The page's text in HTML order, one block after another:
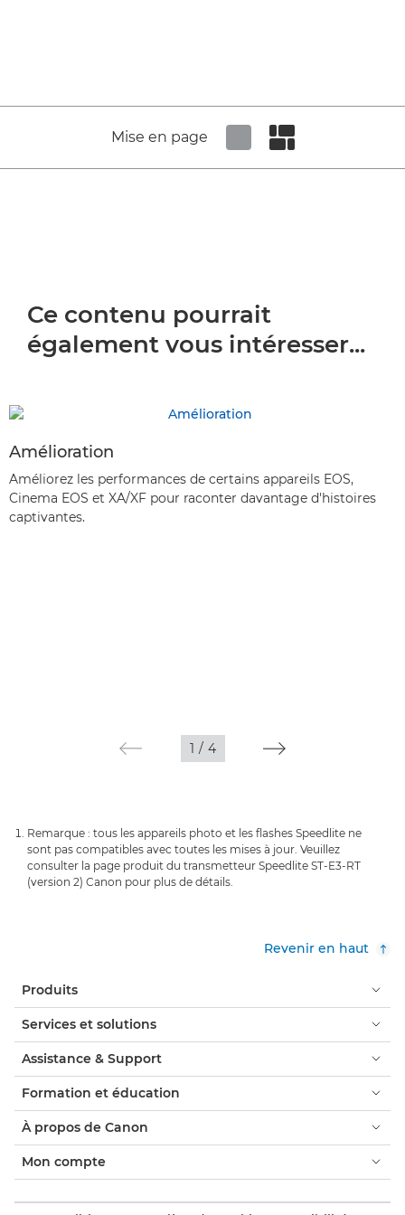
Mise en page
Ce contenu pourrait
également vous intéresser...
Amélioration
Améliorez les performances de certains appareils EOS,
Cinema EOS et XA/XF pour raconter davantage d'histoires
captivantes.
1 / 4
Remarque : tous les appareils photo et les flashes Speedlite ne
sont pas compatibles avec toutes les mises à jour. Veuillez
consulter la page produit du transmetteur Speedlite ST-E3-RT
(version 2) Canon pour plus de détails.
Revenir en haut
Produits
Services et solutions
Assistance & Support
Formation et éducation
À propos de Canon
Mon compte